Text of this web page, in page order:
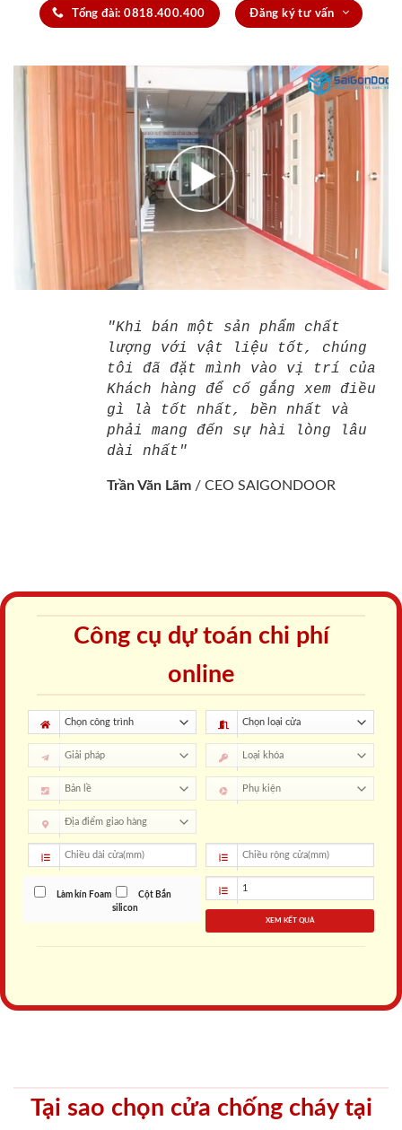
Tổng đài: 0818.400.400 Đăng ký tư vấn
"Khi bán một sản phẩm chất
lượng với vật liệu tốt, chúng
tôi đã đặt mình vào vị trí của
Khách hàng để cố gắng xem điều
gì là tốt nhất, bền nhất và
phải mang đến sự hài lòng lâu
dài nhất"
Trần Văn Lãm / CEO SAIGONDOOR
Công cụ dự toán chi phí
online
Làm kín Foam
Cột Bắn
silicon
XEM KẾT QUẢ
Tại sao chọn cửa chống cháy tại